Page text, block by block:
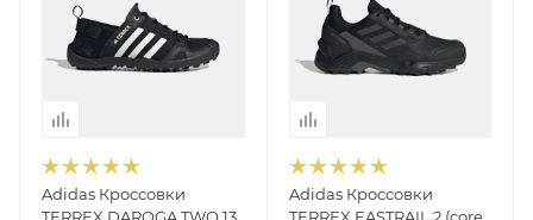
Adidas Кроссовки
Adidas Кроссовки